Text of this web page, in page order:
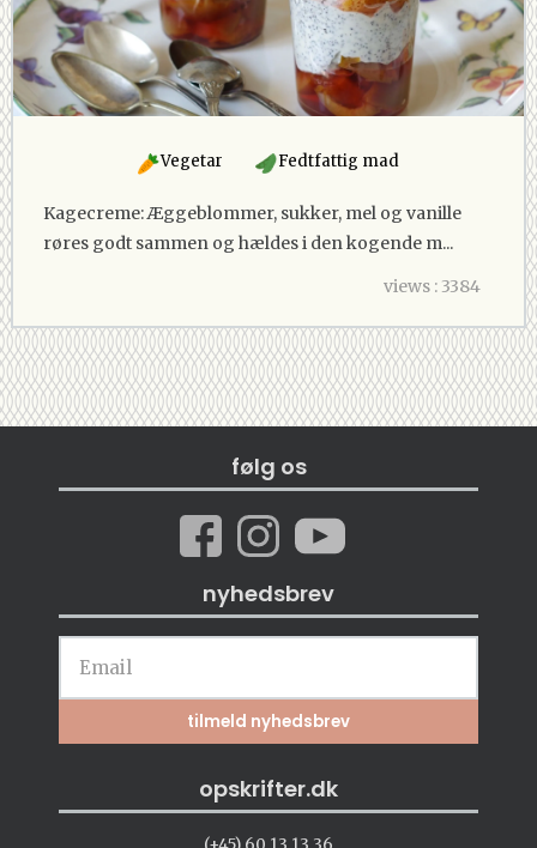
Vegetar Fedtfattig mad
Kagecreme: Æggeblommer, sukker, mel og vanille
røres godt sammen og hældes i den kogende m...
views : 3384
følg os
nyhedsbrev
opskrifter.dk